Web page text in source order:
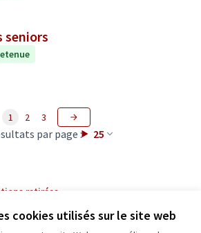
cookies utilisés sur le site web
seniors
par page : 25
1 2 3
retirées